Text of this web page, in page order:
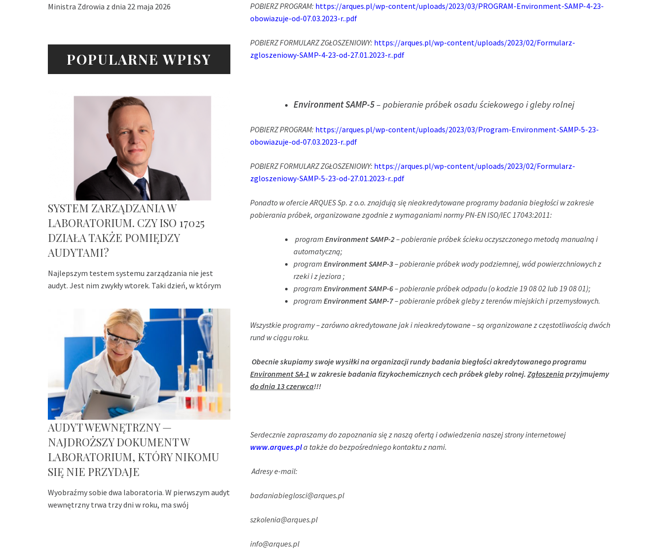
POBIERZ PROGRAM: https://arques.pl/wp-content/uploads/2023/03/PROGRAM-Environment-SAMP-4-23-
obowiazuje-od-07.03.2023-r..pdf
POBIERZ FORMULARZ ZGŁOSZENIOWY: https://arques.pl/wp-content/uploads/2023/02/Formularz-
zgloszeniowy-SAMP-4-23-od-27.01.2023-r..pdf
Environment SAMP-5– pobieranie próbek osadu ściekowego i gleby rolnej
POBIERZ PROGRAM: https://arques.pl/wp-content/uploads/2023/03/Program-Environment-SAMP-5-23-
obowiazuje-od-07.03.2023-r..pdf
POBIERZ FORMULARZ ZGŁOSZENIOWY: https://arques.pl/wp-content/uploads/2023/02/Formularz-
zgloszeniowy-SAMP-5-23-od-27.01.2023-r..pdf
Ponadto w ofercie ARQUES Sp. z o.o. znajdują się nieakredytowane programy badania biegłości w zakresie
pobierania próbek, organizowane zgodnie z wymaganiami normy PN-EN ISO/IEC 17043:2011:
programEnvironment SAMP-2– pobieranie próbek ścieku oczyszczonego metodą manualną i
automatyczną;
programEnvironment SAMP-3– pobieranie próbek wody podziemnej, wód powierzchniowych z
rzeki i z jeziora ;
programEnvironment SAMP-6– pobieranie próbek odpadu (o kodzie 19 08 02 lub 19 08 01);
programEnvironment SAMP-7– pobieranie próbek gleby z terenów miejskich i przemysłowych.
Wszystkie programy – zarówno akredytowane jak i nieakredytowane – są organizowane z częstotliwością dwóch
rund w ciągu roku.
Obecnie skupiamy swoje wysiłki na organizacji rundy badania biegłości akredytowanego programu
Environment SA-1 w zakresie badania fizykochemicznych cech próbek gleby rolnej.Zgłoszeniaprzyjmujemy
do dnia 13 czerwca!!!
Serdecznie zapraszamy do zapoznania się z naszą ofertą i odwiedzenia naszej strony internetowej
www.arques.pla także do bezpośredniego kontaktu z nami.
Adresy e-mail:
badaniabieglosci@arques.pl
szkolenia@arques.pl
info@arques.pl
Ministra Zdrowia z dnia 22 maja 2026
POPULARNE WPISY
SYSTEM ZARZĄDZANIA W
LABORATORIUM. CZY ISO 17025
DZIAŁA TAKŻE POMIĘDZY
AUDYTAMI?
Najlepszym testem systemu zarządzania nie jest
audyt. Jest nim zwykły wtorek. Taki dzień, w którym
AUDYT WEWNĘTRZNY —
NAJDROŻSZY DOKUMENT W
LABORATORIUM, KTÓRY NIKOMU
SIĘ NIE PRZYDAJE
Wyobraźmy sobie dwa laboratoria. W pierwszym audyt
wewnętrzny trwa trzy dni w roku, ma swój